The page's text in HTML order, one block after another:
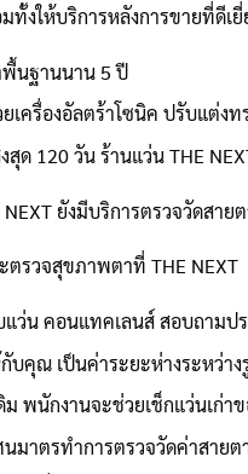
งให้บริการหลังการขายที่ดีเ
นฐานนาน 5 ปี
เครื่องอัลตร้าโซนิค ปรับแต่งท
ด 120 วัน ร้านแว่น THE
ยังมีบริการตรวจวัดส
รวจสุขภาพตาที่ THE NEXT
ว่น คอนแทคเลนส์ สอบถามป
บคุณ เป็นค่าระยะห่างระหว่า
พนักงานจะช่วยเช็กแว่นเก่า
าตรทำการตรวจวัดค่าสายต